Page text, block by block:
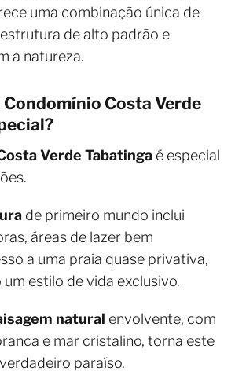
uma combinação única de
de alto padrão e
a natureza.
Condomínio Costa Verde
Verde Tabatinga é especial
de primeiro mundo inclui
áreas de lazer bem
a uma praia quase privativa,
estilo de vida exclusivo.
natural envolvente, com
e mar cristalino, torna este
paraíso.